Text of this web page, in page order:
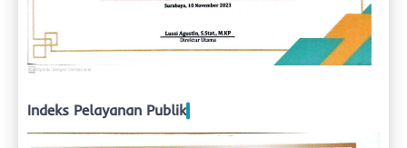
Indeks Pelayanan Publik